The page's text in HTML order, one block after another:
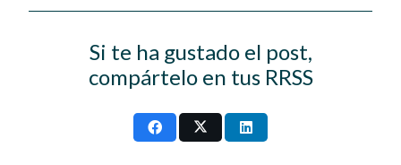
Si te ha gustado el post,
compártelo en tus RRSS